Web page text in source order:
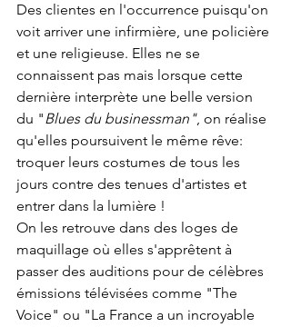
Des clientes en l'occurrence puisqu'on
voit arriver une infirmière, une policière
et une religieuse. Elles ne se
connaissent pas mais lorsque cette
dernière interprète une belle version
du "Blues du businessman", on réalise
qu'elles poursuivent le même rêve:
troquer leurs costumes de tous les
jours contre des tenues d'artistes et
entrer dans la lumière !
On les retrouve dans des loges de
maquillage où elles s'apprêtent à
passer des auditions pour de célèbres
émissions télévisées comme "The
Voice" ou "La France a un incroyable